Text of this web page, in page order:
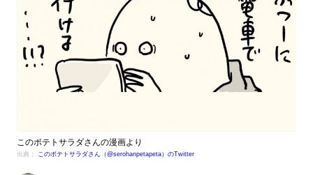
このポテトサラダさんの漫画より
出典： このポテトサラダさん（@serohanpetapeta）のTwitter